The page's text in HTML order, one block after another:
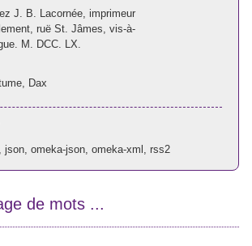
J. B. Lacornée, imprimeur
ruë St. Jâmes, vis-à-
M. DCC. LX.
, Dax
json, omeka-json, omeka-xml rss2
de mots ...